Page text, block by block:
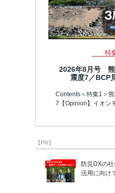
特
2026年8月号 熊
震度7／BCP
Contents＜特集1＞
7【Opinion】イオン
【PR】
防災DXの
活用に向け